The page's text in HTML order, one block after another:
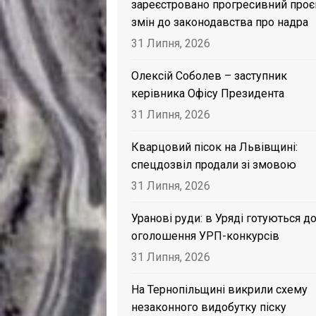
зареєстровано прогресивний
змін до законодавства про надра
31 Липня, 2026
Олексій Соболев – заступник
керівника Офісу Президента
31 Липня, 2026
Кварцовий пісок на Львівщині:
спецдозвіл продали зі змовою
31 Липня, 2026
Уранові руди: в Уряді готуються до
оголошення УРП-конкурсів
31 Липня, 2026
На Тернопільщині викрили схему
незаконного видобутку піску